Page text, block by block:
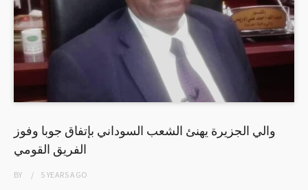
والي الجزيرة يهنئ الشعب السوداني بإتفاق جوبا وفوز
الفريق القومي
BY 5 YEARSAGO